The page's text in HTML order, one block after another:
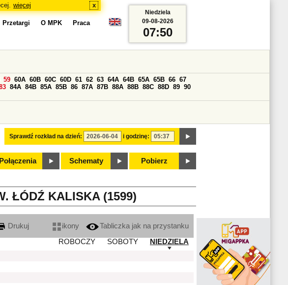
więcej x
Przetargi O MPK Praca
Sprawdź rozkład na dzień: i godzinę:
59 60A 60B 60C 60D 61 62 63 64A 64B 65A 65B 66 67
84A 84B 85A 85B 86 87A 87B 88A 88B 88C 88D 89 90
Połączenia Schematy Pobierz
Niedziela
09-08-2026
07:50
ŁÓDŹ KALISKA (1599)
Drukuj ikony
Tabliczka jak na przystanku
ROBOCZY
SOBOTY
NIEDZIELA